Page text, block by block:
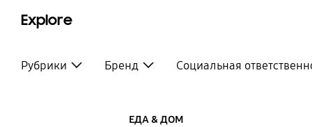
Explore
Рубрики Бренд Социальная
ЕДА & ДОМ